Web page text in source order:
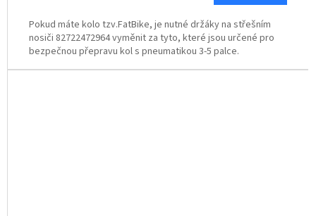
Pokud máte kolo tzv.FatBike, je nutné držáky na střešním
nosiči 82722472964 vyměnit za tyto, které jsou určené pro
bezpečnou přepravu kol s pneumatikou 3-5 palce.